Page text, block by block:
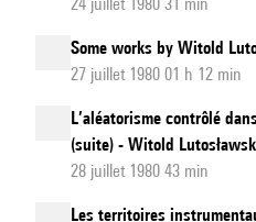
Some works by Witold
27 juillet 1980 01 h 12 min
L’aléatorisme contrôlé
(suite) - Witold
28 juillet 1980 43 min
Les territoires